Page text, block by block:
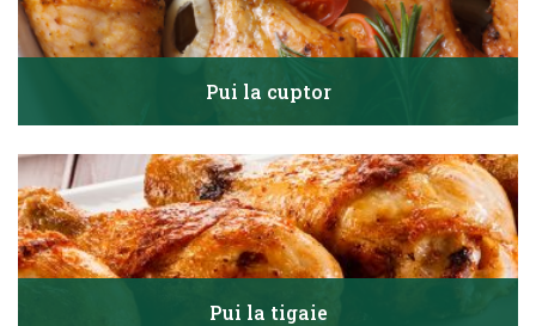
Pui la cuptor
Pui la tigaie